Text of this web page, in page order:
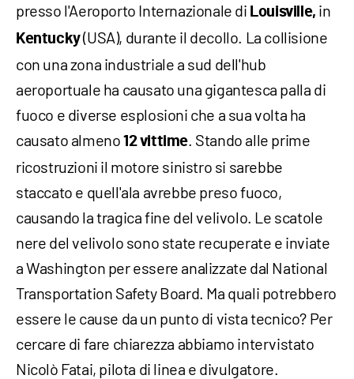
presso l'Aeroporto Internazionale di Louisville, in
Kentucky(USA), durante il decollo. La collisione
con una zona industriale a sud dell'hub
aeroportuale ha causato una gigantesca palla di
fuoco e diverse esplosioni che a sua volta ha
causato almeno 12 vittime. Stando alle prime
ricostruzioni il motore sinistro si sarebbe
staccato e quell'ala avrebbe preso fuoco,
causando la tragica fine del velivolo. Le scatole
nere del velivolo sono state recuperate e inviate
a Washington per essere analizzate dal National
Transportation Safety Board. Ma quali potrebbero
essere le cause da un punto di vista tecnico? Per
cercare di fare chiarezza abbiamo intervistato
Nicolò Fatai, pilota di linea e divulgatore.